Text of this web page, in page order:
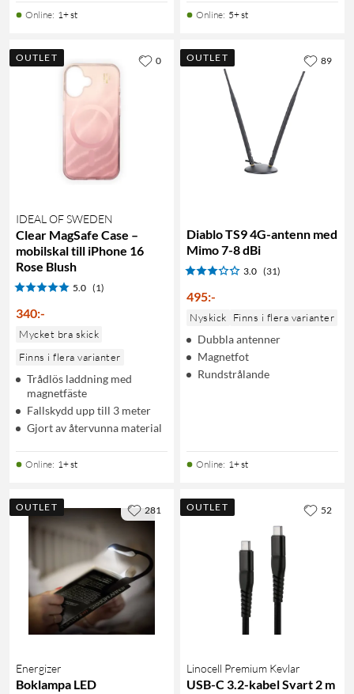
Online: 1+ st Online: 5+ st
OUTLET
IDEAL OF SWEDEN
Clear MagSafe Case –
mobilskal till iPhone 16
Rose Blush
5.0 (1)
340:-
Mycket bra skick
Finns i flera varianter
Trådlös laddning med
magnetfäste
Fallskydd upp till 3 meter
Gjort av återvunna material
Online: 1+ st
0 OUTLET
Diablo TS9 4G-antenn med
Mimo 7-8 dBi
3.0 (31)
495:-
Nyskick Finns i flera varianter
Dubbla antenner
Magnetfot
Rundstrålande
Online: 1+ st
89
OUTLET
Energizer
Boklampa LED
281 OUTLET
Linocell Premium Kevlar
USB-C 3.2-kabel Svart 2 m
52